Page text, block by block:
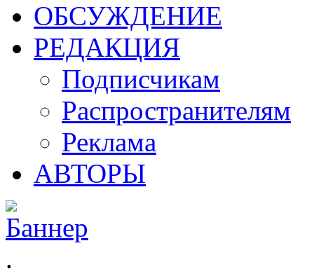
ОБСУЖДЕНИЕ
РЕДАКЦИЯ
Подписчикам
Распространителям
Реклама
АВТОРЫ
.